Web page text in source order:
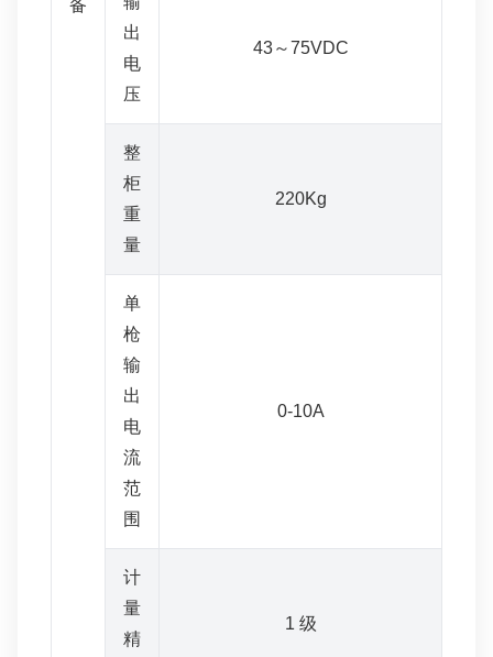
备
出
电
压
43～75VDC
整
柜
重
量
220Kg
单
枪
输
出
电
流
范
围
0-10A
计
量
精
1 级